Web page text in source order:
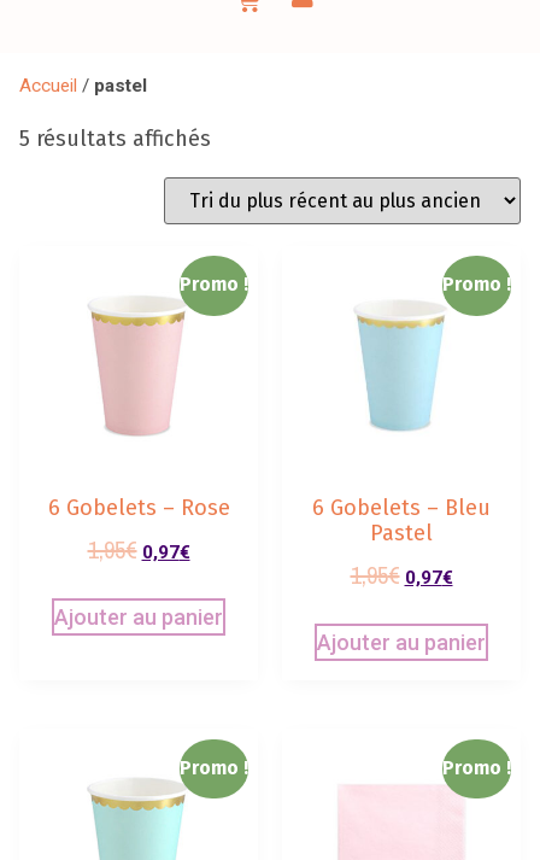
Accueil / pastel
5 résultats affichés
Promo !
6 Gobelets – Rose
1,95€ 0,97€
Ajouter au panier
Promo !
6 Gobelets – Bleu
Pastel
1,95€ 0,97€
Ajouter au panier
Promo ! Promo !